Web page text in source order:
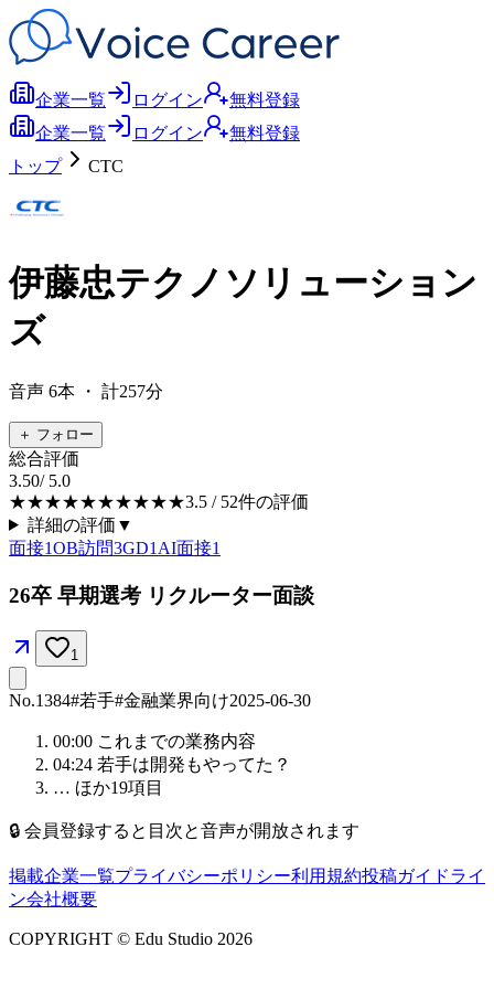
企業一覧 ログイン
無料登録
企業一覧
ログイン
無料登録
トップ
CTC
伊藤忠テクノソリューション
ズ
音声 6本 ・ 計257分
＋ フォロー
総合評価
3.50/ 5.0
★★★★★★★★★★3.5 / 52件の評価
詳細の評価 ▼
面接1OB訪問3GD1 AI面接1
26卒 早期選考 リクルーター面談
1
No.1384#若手#金融業界向け2025-06-30
00:00 これまでの業務内容
04:24 若手は開発もやってた？
… ほか19項目
🔒 会員登録すると目次と音声が開放されます
掲載企業一覧プライバシーポリシー利用規約投稿ガイドライ
ン会社概要
COPYRIGHT © Edu Studio 2026